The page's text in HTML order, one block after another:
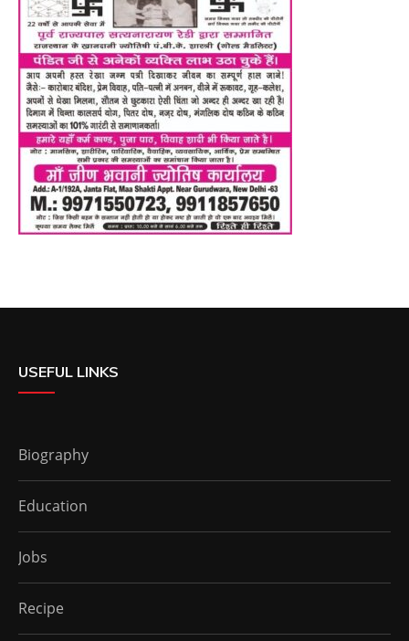
USEFUL LINKS
Biography
Education
Jobs
Recipe